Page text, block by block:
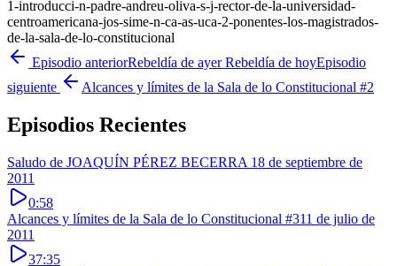
1-introducci-n-padre-andreu-oliva-s-j-rector-de-la-universidad-
centroamericana-jos-sime-n-ca-as-uca-2-ponentes-los-magistrados-
de-la-sala-de-lo-constitucional
Episodio anteriorRebeldía de ayer Rebeldía de hoyEpisodio
siguiente
Alcances y límites de la Sala de lo Constitucional #2
Episodios Recientes
Saludo de JOAQUÍN PÉREZ BECERRA 18 de septiembre de
2011
0:58
Alcances y límites de la Sala de lo Constitucional #311 de julio de
2011
37:35